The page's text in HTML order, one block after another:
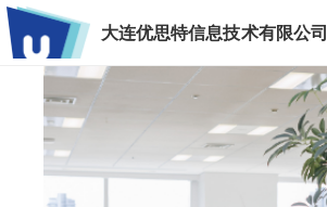
大连优思特信息技术有限公司